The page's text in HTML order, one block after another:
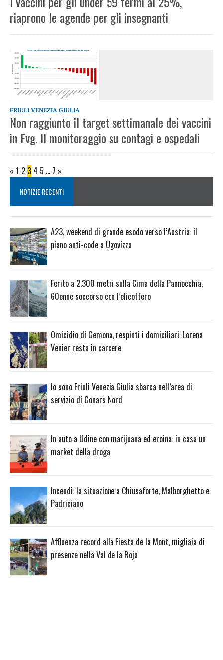
riaprono le agende per gli insegnanti
FRIULI VENEZIA GIULIA
Non raggiunto il target settimanale dei vaccini
in Fvg. Il monitoraggio su contagi e ospedali
« 1 2 3 4 5 … 7 »
NOTIZIE RECENTI
A23, weekend di grande esodo verso l’Austria: il
piano anti-code a Ugovizza
Ferito a 2.300 metri sulla Cima della Pannocchia,
60enne soccorso con l’elicottero
Omicidio di Gemona, respinti i domiciliari: Lorena
Venier resta in carcere
Io sono Friuli Venezia Giulia sbarca nell’area di
servizio di Gonars Nord
In auto a Udine con marijuana ed eroina: in casa un
market della droga
Incendi: la situazione a Chiusaforte, Malborghetto e
Padriciano
Affluenza record alla Fiesta de la Mont, migliaia di
presenze nella Val de la Roja